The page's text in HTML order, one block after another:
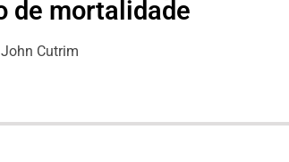
de mortalidade
John Cutrim